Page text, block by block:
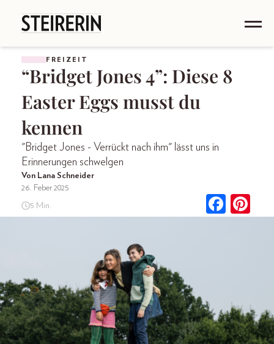
FREIZEIT
“Bridget Jones 4”: Diese 8
Easter Eggs musst du
kennen
"Bridget Jones - Verrückt nach ihm" lässt uns in
Erinnerungen schwelgen
Von Lana Schneider
26. Feber 2025
5 Min.